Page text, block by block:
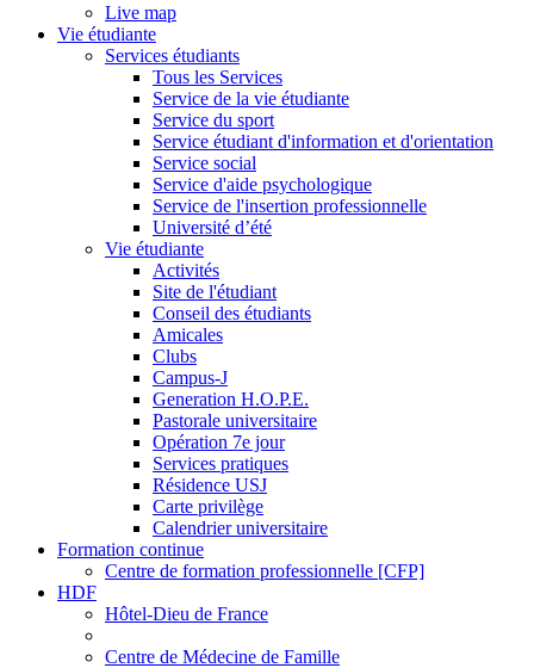
Live map
Vie étudiante
Services étudiants
Tous les Services
Service de la vie étudiante
Service du sport
Service étudiant d'information et d'orientation
Service social
Service d'aide psychologique
Service de l'insertion professionnelle
Université d’été
Vie étudiante
Activités
Site de l'étudiant
Conseil des étudiants
Amicales
Clubs
Campus-J
Generation H.O.P.E.
Pastorale universitaire
Opération 7e jour
Services pratiques
Résidence USJ
Carte privilège
Calendrier universitaire
Formation continue
Centre de formation professionnelle [CFP]
HDF
Hôtel-Dieu de France
Centre de Médecine de Famille